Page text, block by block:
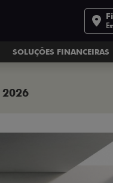
SOLUÇÕES FINANCEIRAS
2026